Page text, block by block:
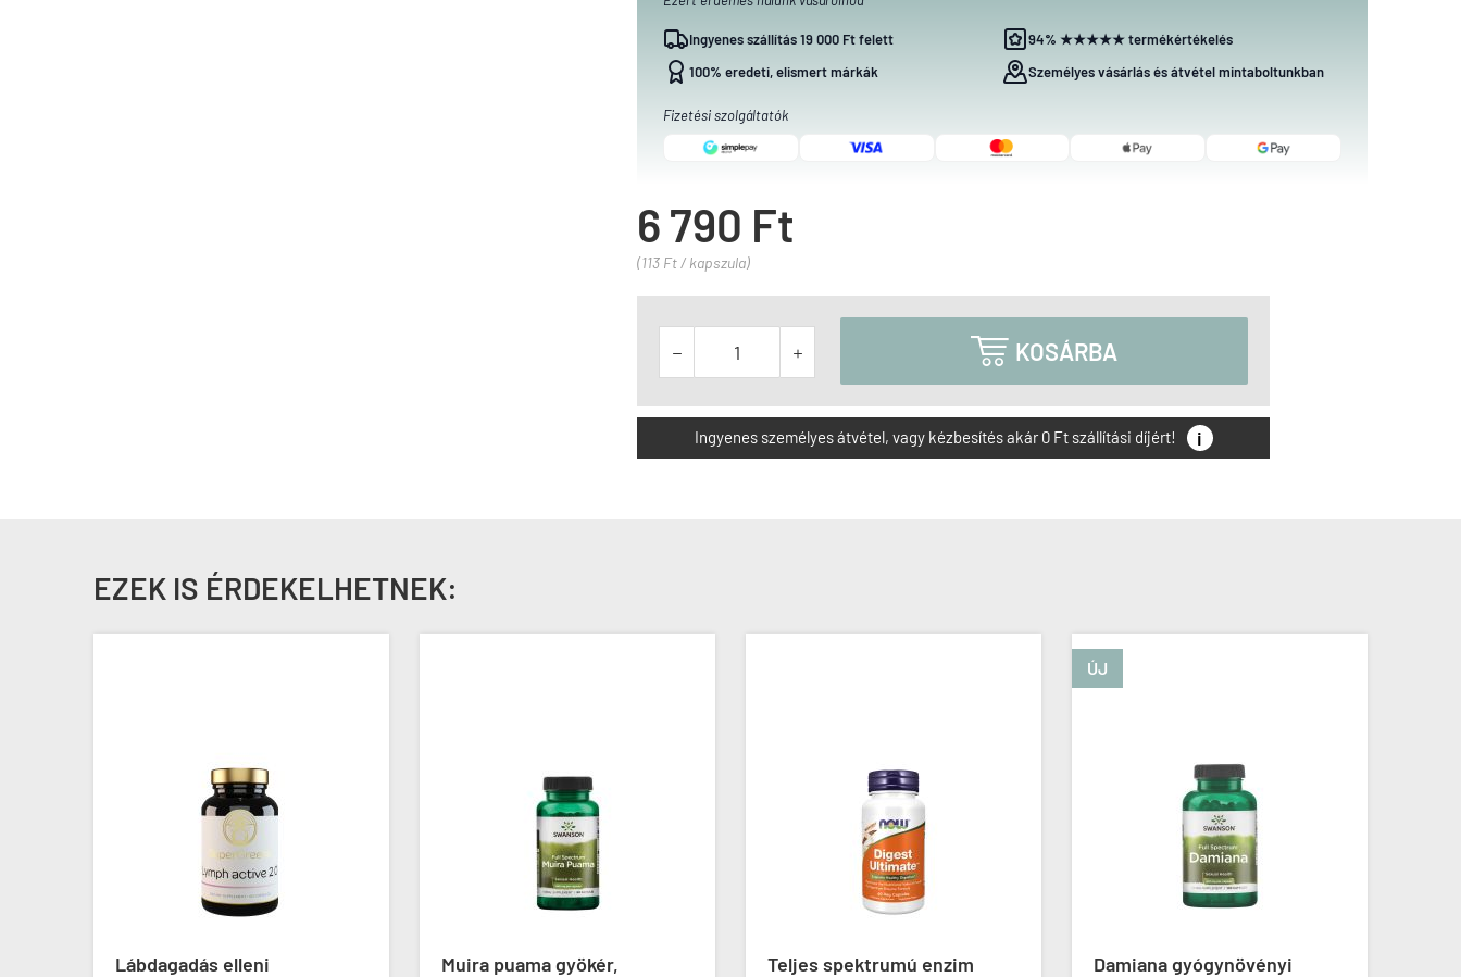
Ingyenes szállítás 19 000 Ft felett
94% ★★★★★ termékértékelés
100% eredeti, elismert márkák
Személyes vásárlás és átvétel mintaboltunkban
Fizetési szolgáltatók
6 790 Ft
(113 Ft / kapszula)
   KOSÁRBA
Ingyenes személyes átvétel, vagy kézbesítés akár 0 Ft szállítási díjért! i
EZEK IS ÉRDEKELHETNEK:
Lábdagadás elleni
Muira puama gyökér,
Teljes spektrumú enzim
ÚJ
Damiana gyógynövényi